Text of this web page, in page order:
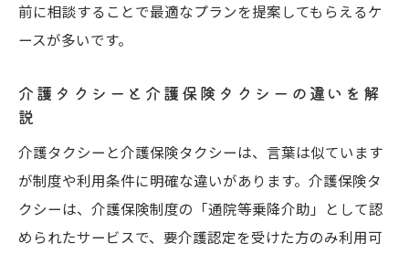
前に相談することで最適なプランを提案してもらえるケ
ースが多いです。
介護タクシーと介護保険タクシーの違いを解
説
介護タクシーと介護保険タクシーは、言葉は似ています
が制度や利用条件に明確な違いがあります。介護保険タ
クシーは、介護保険制度の「通院等乗降介助」として認
められたサービスで、要介護認定を受けた方のみ利用可